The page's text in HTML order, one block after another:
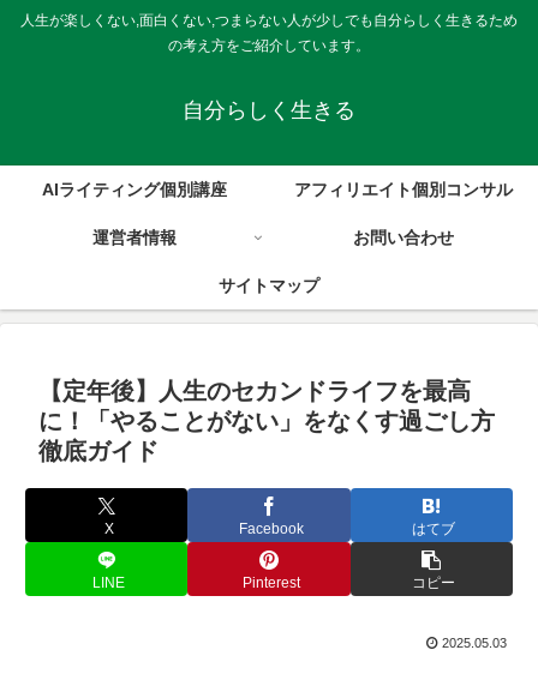
人生が楽しくない,面白くない,つまらない人が少しでも自分らしく生きるため
の考え方をご紹介しています。
自分らしく生きる
AIライティング個別講座 アフィリエイト個別コンサル
運営者情報 お問い合わせ
サイトマップ
【定年後】人生のセカンドライフを最高
に！「やることがない」をなくす過ごし方
徹底ガイド
X Facebook はてブ
LINE Pinterest コピー
2025.05.03